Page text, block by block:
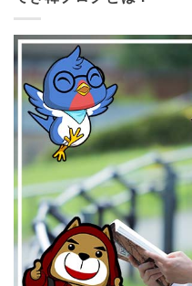
【韓国語】입니다(イムニ
ニダ), 습니다(スムニダ)
介！
でき韓ブログとは？